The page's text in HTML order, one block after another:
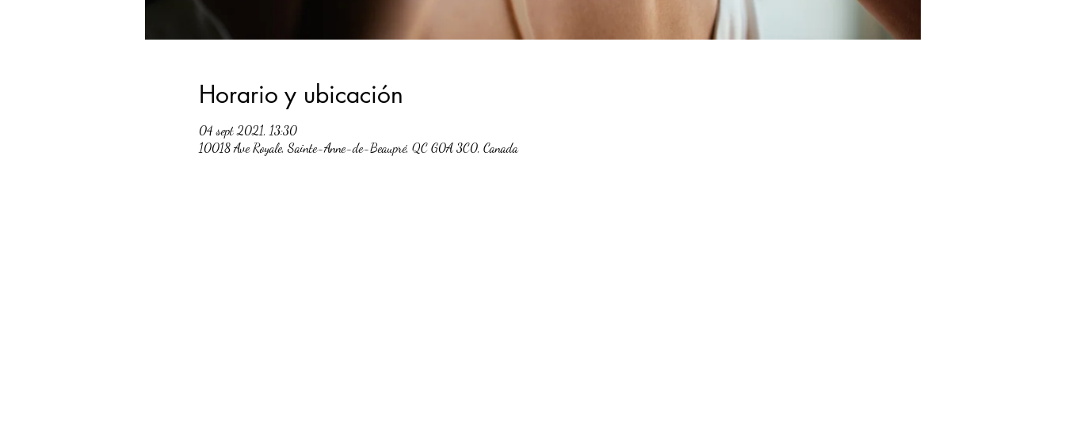
Horario y ubicación
04 sept 2021, 13:30
10018 Ave Royale, Sainte-Anne-de-Beaupré, QC G0A 3C0, Canada